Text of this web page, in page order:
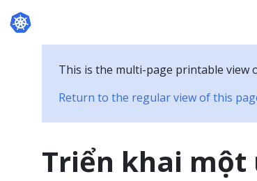
This is the multi-page printable view
Return to the regular view of this
Triển khai một